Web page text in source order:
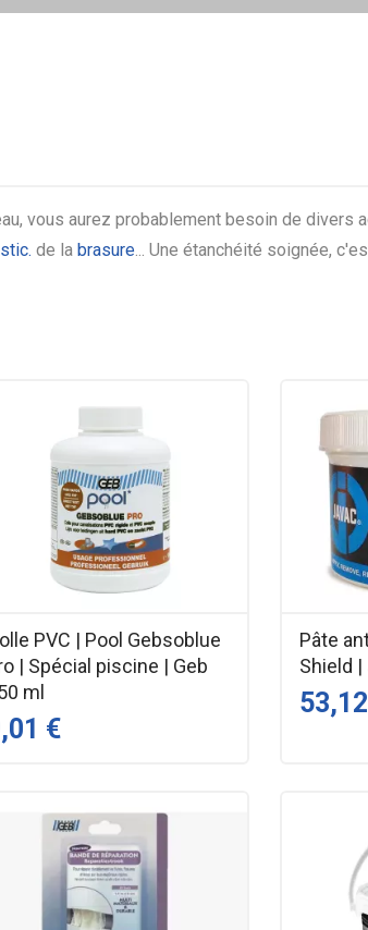
vous aurez probablement besoin de divers
de la brasure... Une étanchéité soignée,
PVC | Pool Gebsoblue
| Spécial piscine | Geb
ml
€
Pâte
Shield |